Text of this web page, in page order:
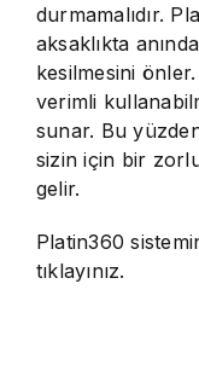
durmamalıdır.
aksaklıkta
kesilmesini
verimli
sunar. Bu
sizin için bir
gelir.
Platin360
tıklayınız.